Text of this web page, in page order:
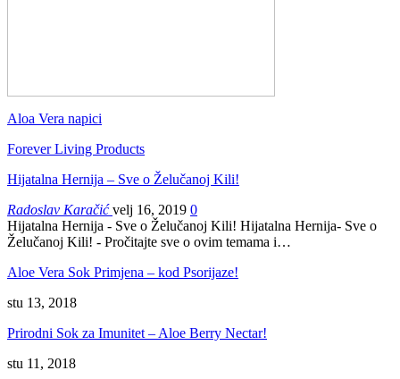
Aloa Vera napici
Forever Living Products
Hijatalna Hernija – Sve o Želučanoj Kili!
Radoslav Karačićvelj 16, 2019 0
Hijatalna Hernija - Sve o Želučanoj Kili! Hijatalna Hernija- Sve o
Želučanoj Kili! - Pročitajte sve o ovim temama i…
Aloe Vera Sok Primjena – kod Psorijaze!
stu 13, 2018
Prirodni Sok za Imunitet – Aloe Berry Nectar!
stu 11, 2018